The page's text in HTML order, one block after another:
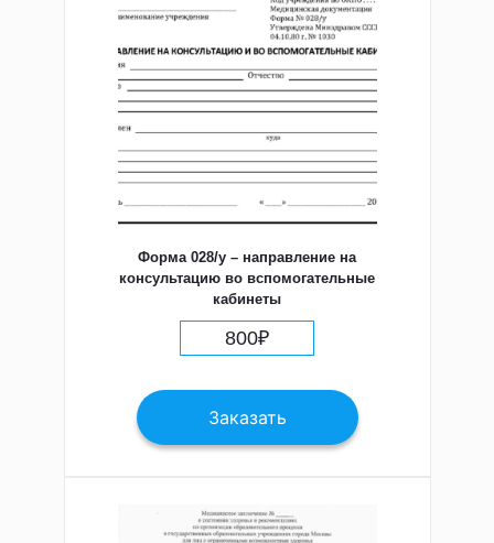
Форма 028/у – направление на
консультацию во вспомогательные
кабинеты
800₽
Заказать